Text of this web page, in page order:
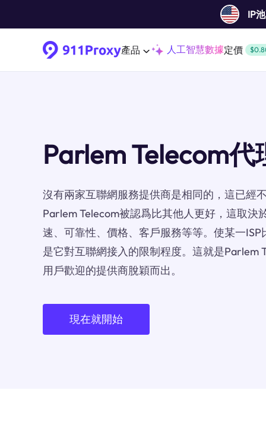
IP
產品 人工智慧數據定價
Parlem Telecom代
沒有兩家互聯網服務提供商是相同的，這已經
Parlem Telecom被認爲比其他人更好，這取決
速、可靠性、價格、客戶服務等等。使某一
是它對互聯網接入的限制程度。這就是Parlem
用戶歡迎的提供商脫穎而出。
現在就開始